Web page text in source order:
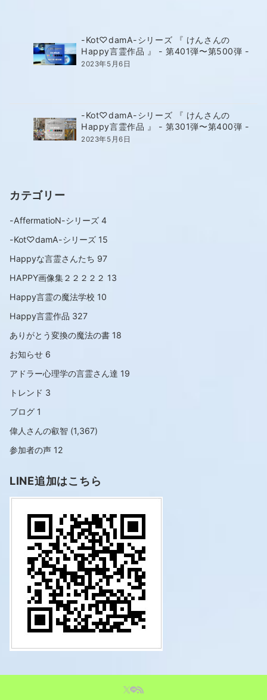
-Kot♡damA-シリーズ 『 けんさんの
Happy言霊作品 』 - 第401弾〜第500弾 -
2023年5月6日
-Kot♡damA-シリーズ 『 けんさんの
Happy言霊作品 』 - 第301弾〜第400弾 -
2023年5月6日
カテゴリー
-AffermatioN-シリーズ 4
-Kot♡damA-シリーズ 15
Happyな言霊さんたち 97
HAPPY画像集２２２２２ 13
Happy言霊の魔法学校 10
Happy言霊作品 327
ありがとう変換の魔法の書 18
お知らせ 6
アドラー心理学の言霊さん達 19
トレンド 3
ブログ 1
偉人さんの叡智 (1,367)
参加者の声 12
LINE追加はこちら